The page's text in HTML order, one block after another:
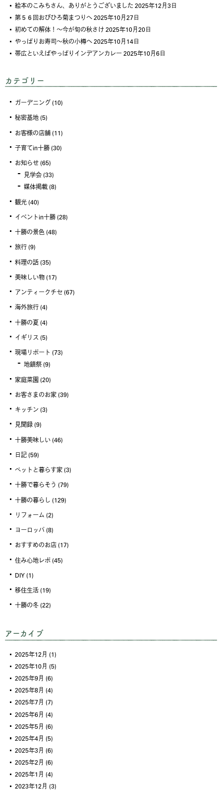
絵本のこみちさん、ありがとうございました 2025年12月3日
第５６回おびひろ菊まつりへ2025年10月27日
初めての解体！～今が旬の秋さけ2025年10月20日
やっぱりお寿司～秋の小樽へ2025年10月14日
帯広といえばやっぱりインデアンカレー2025年10月6日
カテゴリー
ガーデニング (10)
秘密基地 (5)
お客様の店舗 (11)
子育てin十勝 (30)
お知らせ (65)
見学会 (33)
媒体掲載 (8)
観光 (40)
イベントin十勝 (28)
十勝の景色 (48)
旅行 (9)
料理の話 (35)
美味しい物 (17)
アンティークチセ (67)
海外旅行 (4)
十勝の夏 (4)
イギリス (5)
現場リポート (73)
地鎮祭 (9)
家庭菜園 (20)
お客さまのお家 (39)
キッチン (3)
見聞録 (9)
十勝美味しい (46)
日記 (59)
ペットと暮らす家 (3)
十勝で暮らそう (79)
十勝の暮らし (129)
リフォーム (2)
ヨーロッパ (8)
おすすめのお店 (17)
住み心地レポ (45)
DIY (1)
移住生活 (19)
十勝の冬 (22)
アーカイブ
2025年12月 (1)
2025年10月 (5)
2025年9月 (6)
2025年8月 (4)
2025年7月 (7)
2025年6月 (4)
2025年5月 (6)
2025年4月 (5)
2025年3月 (6)
2025年2月 (6)
2025年1月 (4)
2023年12月 (3)